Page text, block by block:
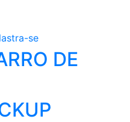
se
DE